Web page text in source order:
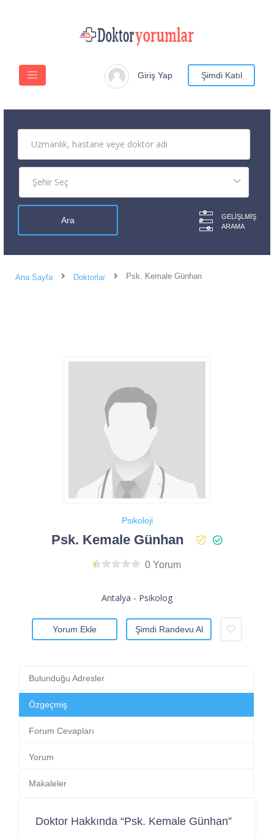
Giriş Yap Şimdi Katıl
GELIŞLMIŞ
ARAMA
Ana Sayfa Doktorlar Psk. Kemale Günhan
Psikoloji
Psk. Kemale Günhan
0 Yorum
Antalya - Psikolog
Yorum Ekle Şimdi Randevu Al
Bulunduğu Adresler
Özgeçmiş
Forum Cevapları
Yorum
Makaleler
Doktor Hakkında “Psk. Kemale Günhan”